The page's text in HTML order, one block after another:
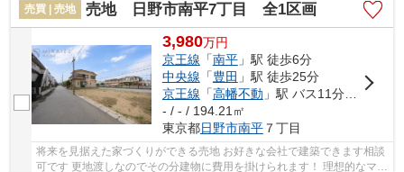
売買 | 売地
売地 日野市南平7丁目 全1区画
3,980万円
京王線 「南平」駅 徒歩6分
中央線 「豊田 」駅 徒歩25分
京王線 「高幡不動 」駅 バス11分 「北野街道口」 停歩6分
- / - / 194.21㎡
東京都日野市南平７丁目
将来を見据えた家づくりができる売地 お好きな会社で建築できます相談
可です 更地渡しなのでその分建物に費用を掛けられます！ 理想的なマイ